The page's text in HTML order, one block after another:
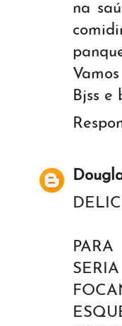
na
Bjss e